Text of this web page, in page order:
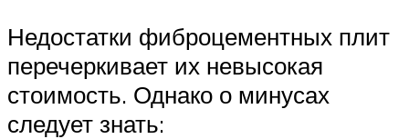
Недостатки фиброцементных плит
перечеркивает их невысокая
стоимость. Однако о минусах
следует знать: